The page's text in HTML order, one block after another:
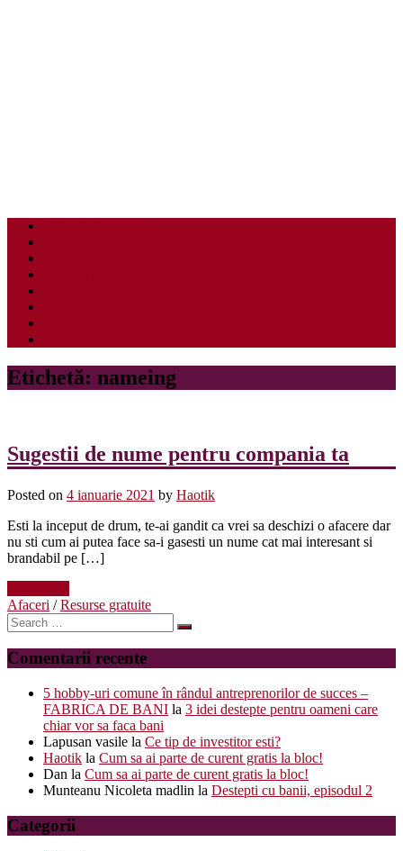
Etichetă: nameing
Sugestii de nume pentru compania ta
Posted on 4 ianuarie 2021 by Haotik
Esti la inceput de drum, te-ai gandit ca vrei sa deschizi o afacere dar
nu sti cum ai putea face sa-i gasesti un nume cat mai interesant si
brandabil pe […]
Afaceri /Resurse gratuite
Search
for:
Comentarii recente
5 hobby-uri comune în rândul antreprenorilor de succes –
FABRICA DE BANI la 3 idei destepte pentru oameni care
chiar vor sa faca bani
Lapusan vasile la Ce tip de investitor esti?
Haotik la Cum sa ai parte de curent gratis la bloc!
Dan la Cum sa ai parte de curent gratis la bloc!
Munteanu Nicoleta madlin la Destepti cu banii, episodul 2
Categorii